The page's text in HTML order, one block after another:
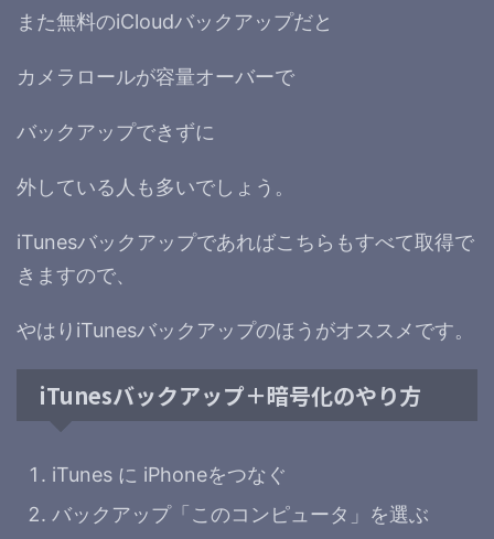
また無料のiCloudバックアップだと
カメラロールが容量オーバーで
バックアップできずに
外している人も多いでしょう。
iTunesバックアップであればこちらもすべて取得で
きますので、
やはりiTunesバックアップのほうがオススメです。
iTunesバックアップ＋暗号化のやり方
iTunes に iPhoneをつなぐ
バックアップ「このコンピュータ」を選ぶ